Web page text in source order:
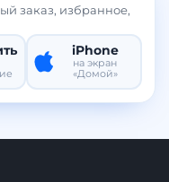
заказ, избранное,
iPhone
на экран
«Домой»